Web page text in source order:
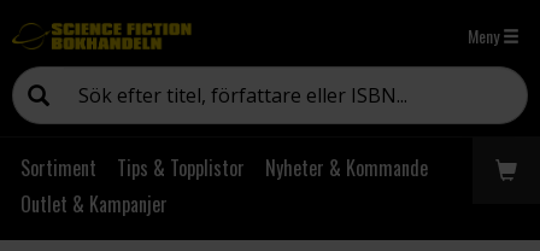
Meny
Sortiment Tips & Topplistor
Nyheter & Kommande
Outlet & Kampanjer